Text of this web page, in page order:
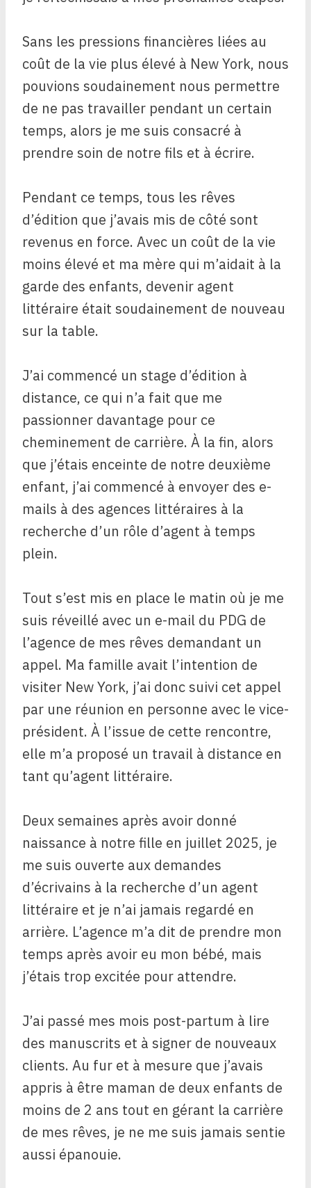
Sans les pressions financières liées au
coût de la vie plus élevé à New York, nous
pouvions soudainement nous permettre
de ne pas travailler pendant un certain
temps, alors je me suis consacré à
prendre soin de notre fils et à écrire.
Pendant ce temps, tous les rêves
d’édition que j’avais mis de côté sont
revenus en force. Avec un coût de la vie
moins élevé et ma mère qui m’aidait à la
garde des enfants, devenir agent
littéraire était soudainement de nouveau
sur la table.
J’ai commencé un stage d’édition à
distance, ce qui n’a fait que me
passionner davantage pour ce
cheminement de carrière. À la fin, alors
que j’étais enceinte de notre deuxième
enfant, j’ai commencé à envoyer des e-
mails à des agences littéraires à la
recherche d’un rôle d’agent à temps
plein.
Tout s’est mis en place le matin où je me
suis réveillé avec un e-mail du PDG de
l’agence de mes rêves demandant un
appel. Ma famille avait l’intention de
visiter New York, j’ai donc suivi cet appel
par une réunion en personne avec le vice-
président. À l’issue de cette rencontre,
elle m’a proposé un travail à distance en
tant qu’agent littéraire.
Deux semaines après avoir donné
naissance à notre fille en juillet 2025, je
me suis ouverte aux demandes
d’écrivains à la recherche d’un agent
littéraire et je n’ai jamais regardé en
arrière. L’agence m’a dit de prendre mon
temps après avoir eu mon bébé, mais
j’étais trop excitée pour attendre.
J’ai passé mes mois post-partum à lire
des manuscrits et à signer de nouveaux
clients. Au fur et à mesure que j’avais
appris à être maman de deux enfants de
moins de 2 ans tout en gérant la carrière
de mes rêves, je ne me suis jamais sentie
aussi épanouie.